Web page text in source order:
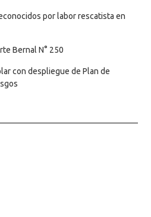
por labor rescatista en
Bernal N° 250
con despliegue de Plan de